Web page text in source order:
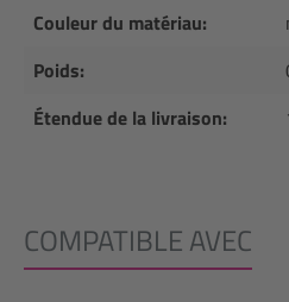
Couleur du matériau:
Poids:
Étendue de la livraison:
COMPATIBLE AVEC